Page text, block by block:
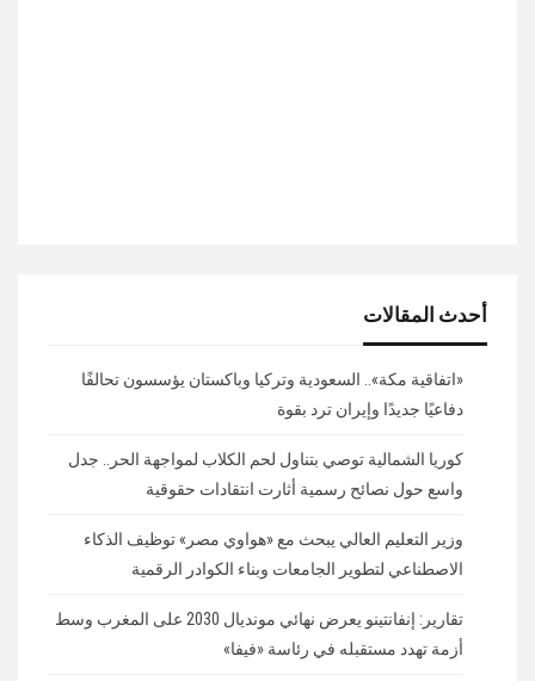
أحدث المقالات
«اتفاقية مكة».. السعودية وتركيا وباكستان يؤسسون تحالفًا
دفاعيًا جديدًا وإيران ترد بقوة
كوريا الشمالية توصي بتناول لحم الكلاب لمواجهة الحر.. جدل
واسع حول نصائح رسمية أثارت انتقادات حقوقية
وزير التعليم العالي يبحث مع «هواوي مصر» توظيف الذكاء
الاصطناعي لتطوير الجامعات وبناء الكوادر الرقمية
تقارير: إنفانتينو يعرض نهائي مونديال 2030 على المغرب وسط
أزمة تهدد مستقبله في رئاسة «فيفا»